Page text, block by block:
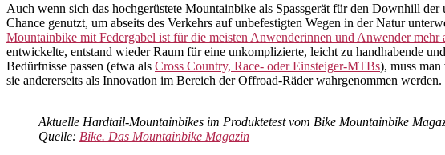
Auch wenn sich das hochgerüstete Mountainbike als Spassgerät für den Downhill
Chance genutzt, um abseits des Verkehrs auf unbefestigten Wegen in der Natur
Mountainbike mit Federgabel ist für die meisten Anwenderinnen und Anwender mehr
entwickelte, entstand wieder Raum für eine unkomplizierte, leicht zu handhabende
Bedürfnisse passen (etwa als Cross Country, Race- oder Einsteiger-MTBs), muss
sie andererseits als Innovation im Bereich der Offroad-Räder wahrgenommen werden.
Aktuelle Hardtail-Mountainbikes im Produktetest vom Bike Mountainbike
Quelle: Bike. Das Mountainbike Magazin